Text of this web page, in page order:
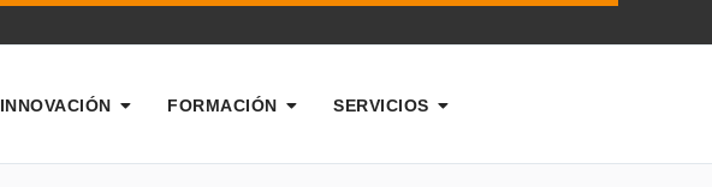
INNOVACIÓN FORMACIÓN SERVICIOS